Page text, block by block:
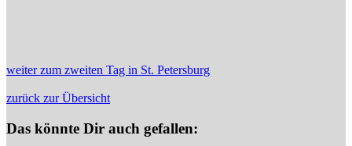
weiter zum zweiten Tag in St. Petersburg
zurück zur Übersicht
Das könnte Dir auch gefallen: